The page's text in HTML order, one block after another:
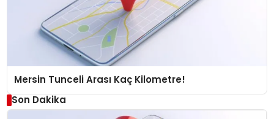
Mersin Tunceli Arası Kaç Kilometre!
Son Dakika